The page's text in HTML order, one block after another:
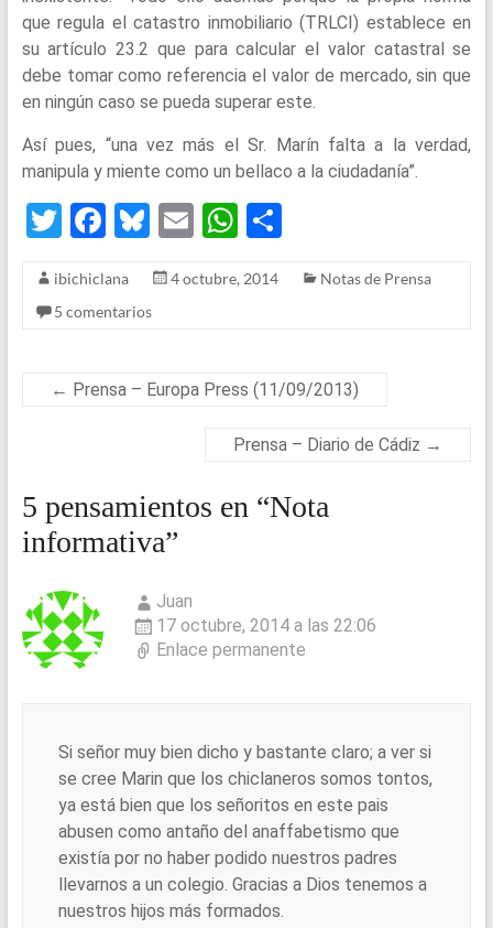
que regula el catastro inmobiliario (TRLCI) establece en
su artículo 23.2 que para calcular el valor catastral se
debe tomar como referencia el valor de mercado, sin que
en ningún caso se pueda superar este.
Así pues, “una vez más el Sr. Marín falta a la verdad,
manipula y miente como un bellaco a la ciudadanía”.
T
tt
er
F
ce
b
o
Bl
es
ky
E
ail
W
at
p
p
S
ar
ibichiclana 4 octubre, 2014
Notas de Prensa
5 comentarios
← Prensa – Europa Press (11/09/2013)
Prensa – Diario de Cádiz →
5 pensamientos en “Nota
informativa”
Juan
17 octubre, 2014 a las 22:06
Enlace permanente
Si señor muy bien dicho y bastante claro; a ver si
se cree Marin que los chiclaneros somos tontos,
ya está bien que los señoritos en este pais
abusen como antaño del anaffabetismo que
existía por no haber podido nuestros padres
llevarnos a un colegio. Gracias a Dios tenemos a
nuestros hijos más formados.